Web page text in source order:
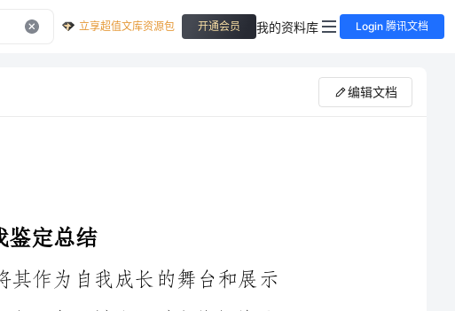
立享超值文库资源包 开通会员 我的资料库 Login 腾讯文档
编辑文档
自去年加入宣传部以来，我一直将其作为自我成长的舞台和展示
要性和责任，在这个过程中我也经历了许多挑战和成长。在这次自我